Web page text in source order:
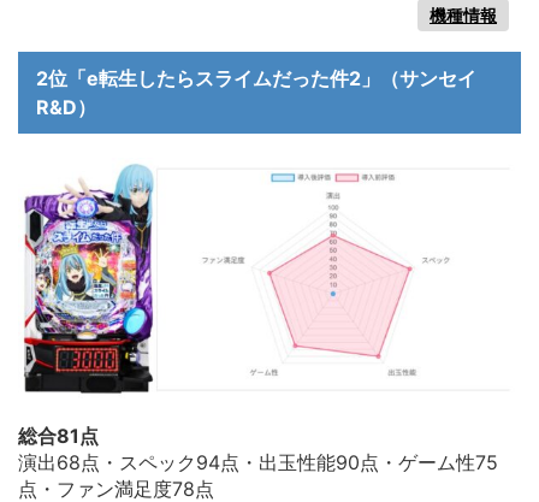
機種情報
2位「e転生したらスライムだった件2」（サンセイ
R&D）
総合81点
演出68点・スペック94点・出玉性能90点・ゲーム性75
点・ファン満足度78点